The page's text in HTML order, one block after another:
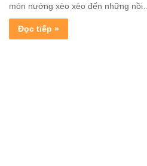
món nướng xèo xèo đến những nồi…
Đọc tiếp »